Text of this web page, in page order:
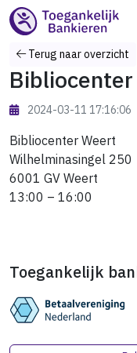
Terug naar overzicht
2024-03-11 17:16:06
Bibliocenter Weert
Wilhelminasingel 250
6001 GV Weert
13:00 – 16:00
Toegankelijk